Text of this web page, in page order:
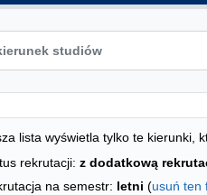
kierunków - indeks
lista wyświetla tylko te kierunki,
rekrutacji: z dodatkową
na semestr: letni (usuń ten